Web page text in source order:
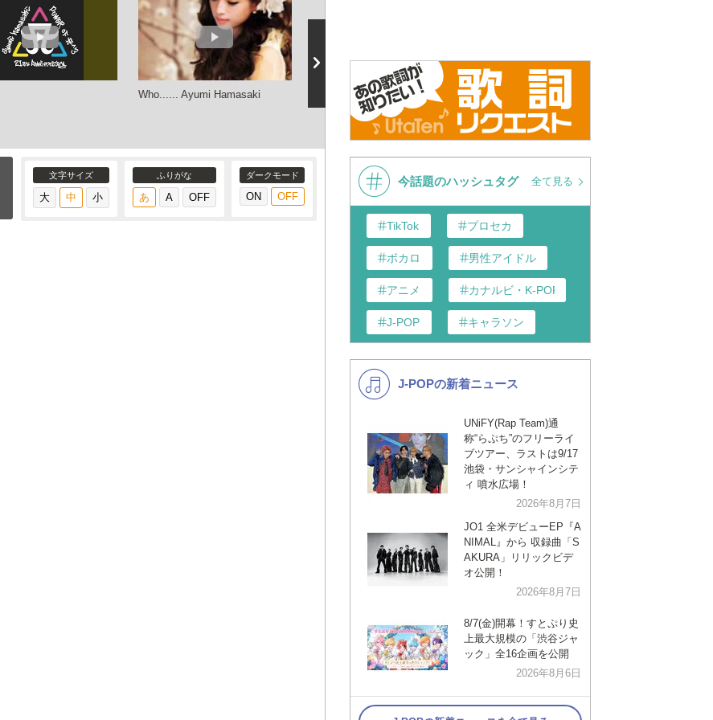
Who...... Ayumi Hamasaki
Who... (10th Anniversary
Version)
浜崎あゆみ - Who...(ayumi
hamasaki COUNTDOWN LIVE
2012-2013 A ～WAKE UP～)
文字サイズ ふりがな ダークモード 今話題のハッシュタグ 全て見る
TikTok プロセカ
ボカロ 男性アイドル
アニメ カナルビ・K-POP和訳
J-POP キャラソン
K-POP 洋楽
演歌・歌謡
VTuber ジャニーズ
J-POPの新着ニュース
UNiFY(Rap Team)通
称“らぷち”のフリーライ
ブツアー、ラストは9/17
池袋・サンシャインシテ
ィ 噴水広場！
2026年8月7日
JO1 全米デビューEP『A
NIMAL』から 収録曲「S
AKURA」リリックビデ
オ公開！
2026年8月7日
8/7(金)開幕！すとぷり史
上最大規模の「渋谷ジャ
ック」全16企画を公開
2026年8月6日